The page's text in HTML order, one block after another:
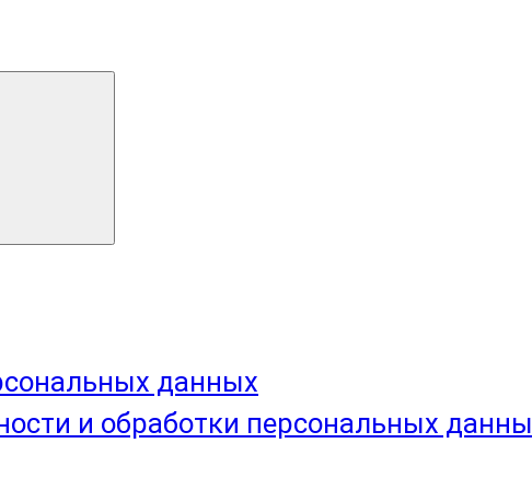
данных
и обработки персональных